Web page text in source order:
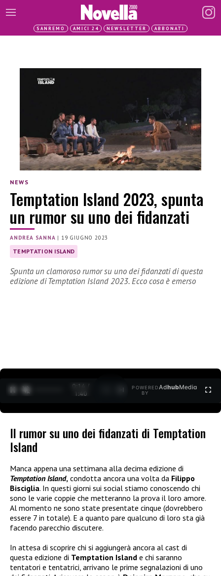
SANREMO AMICI 24 NEWSLETTER ABBONATI
NEWS
Temptation Island 2023, spunta
un rumor su uno dei fidanzati
ANDREA SANNA | 19 GIUGNO 2023
TEMPTATION ISLAND
Spunta un clamoroso rumor su uno dei fidanzati di questa
edizione di Temptation Island 2023. Ecco cosa è emerso
0:15 /
1:40
POWERED
BY
AdhubMedia
Il rumor su uno dei fidanzati di Temptation
Island
Manca appena una settimana alla decima edizione di
Temptation Island, condotta ancora una volta da Filippo
Bisciglia. In questi giorni sui social stiamo conoscendo chi
sono le varie coppie che metteranno la prova il loro amore.
Al momento ne sono state presentate cinque (dovrebbero
essere 7 in totale). E a quanto pare qualcuno di loro sta già
facendo parecchio discutere.
In attesa di scoprire chi si aggiungerà ancora al cast di
questa edizione di Temptation Island e chi saranno
tentatori e tentatrici, arrivano le prime segnalazioni di uno